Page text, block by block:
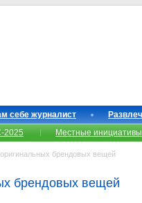
себе журналист
2025 Местные инициативы
брендовых вещей
брендовых вещей